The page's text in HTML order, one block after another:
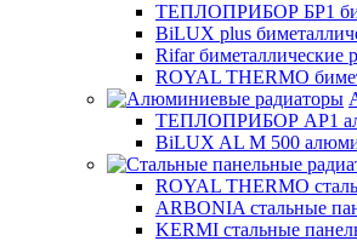
ТЕПЛОПРИБОР БР1
BiLUX plus
Rifar биметаллические
ROYAL THERMO
ТЕПЛОПРИБОР АР1
BiLUX AL M 500
ROYAL THERMO
ARBONIA стальные
KERMI стальные